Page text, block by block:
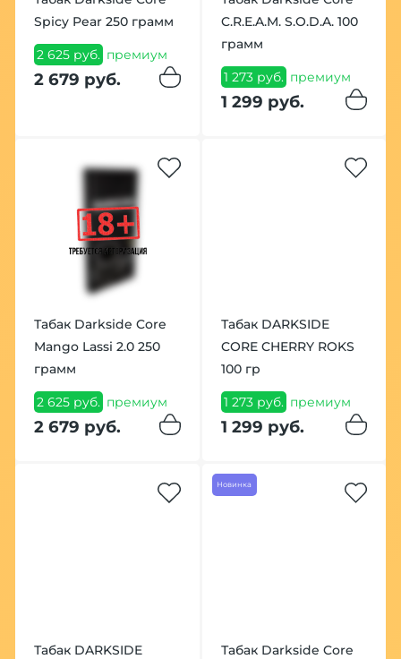
Spicy Pear 250 грамм
2 625 руб. премиум
2 679 руб.
C.R.E.A.M. S.O.D.A. 100
грамм
1 273 руб. премиум
1 299 руб.
Табак Darkside Core
Mango Lassi 2.0 250
грамм
2 625 руб. премиум
2 679 руб.
Табак DARKSIDE
CORE CHERRY ROKS
100 гр
1 273 руб. премиум
1 299 руб.
Табак DARKSIDE
Новинка
Табак Darkside Core